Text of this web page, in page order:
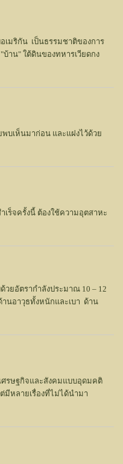
เมริกัน เป็นธรรมชาติของการ
าน" ใต้ดินของทหารเวียดกง
บเห็นมาก่อน และแฝงไว้ด้วย
เร็จครั้งนี้ ต้องใช้ความอุตสาหะ
ยอัตรากำลังประมาณ 10 – 12
นอาวุธทั้งหนักและเบา ด้าน
ศรษฐกิจและสังคมแบบอุดมคติ
มีหลายเรื่องที่ไม่ได้นำมา